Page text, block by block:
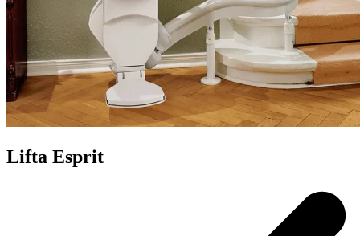
Lifta Esprit